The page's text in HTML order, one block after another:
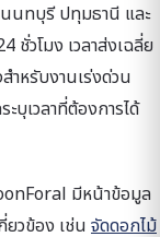
นทบุรี ปทุมธานี และ
ชั่วโมง เวลาส่งเฉลี่ย
ำหรับงานเร่งด่วน
ะบุเวลาที่ต้องการได้
มีหน้าข้อมูล
ยวข้อง เช่น จัดดอกไม้